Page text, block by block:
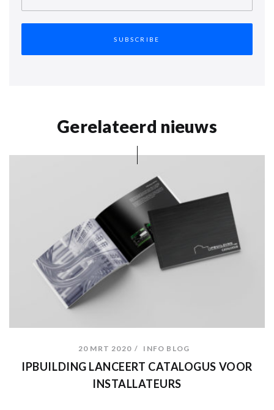
Gerelateerd nieuws
20 MRT 2020 INFO BLOG
IPBUILDING LANCEERT CATALOGUS VOOR
INSTALLATEURS